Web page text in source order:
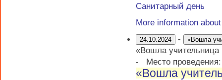
Санитарный день
More information
24.10.2024 - «Вошла
«Вошла
-
Место
«Вошла